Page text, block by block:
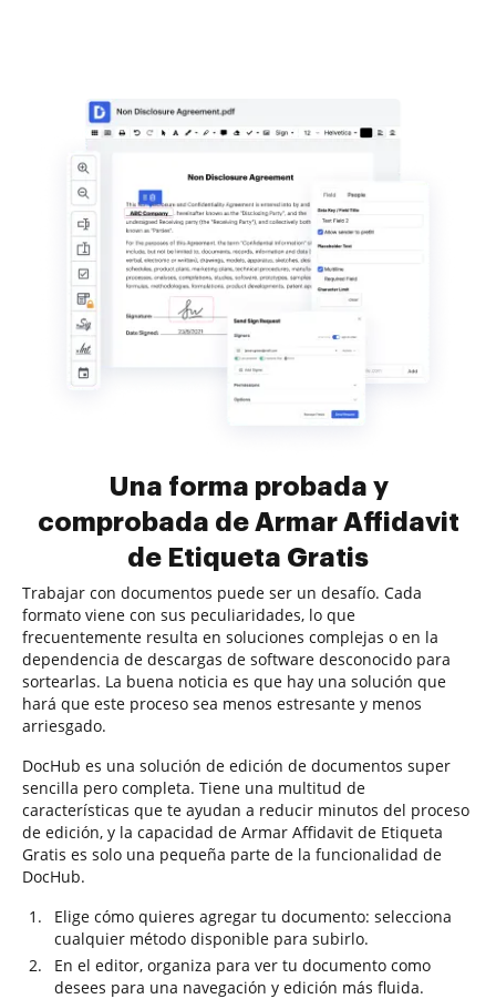
Una forma probada y
comprobada de Armar Affidavit
de Etiqueta Gratis
Trabajar con documentos puede ser un desafío. Cada
formato viene con sus peculiaridades, lo que
frecuentemente resulta en soluciones complejas o en la
dependencia de descargas de software desconocido para
sortearlas. La buena noticia es que hay una solución que
hará que este proceso sea menos estresante y menos
arriesgado.
DocHub es una solución de edición de documentos super
sencilla pero completa. Tiene una multitud de
características que te ayudan a reducir minutos del proceso
de edición, y la capacidad de Armar Affidavit de Etiqueta
Gratis es solo una pequeña parte de la funcionalidad de
DocHub.
Elige cómo quieres agregar tu documento: selecciona
cualquier método disponible para subirlo.
En el editor, organiza para ver tu documento como
desees para una navegación y edición más fluida.